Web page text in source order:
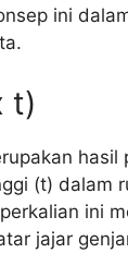
ini
t)
hasil
(t) dalam
ini
jajar